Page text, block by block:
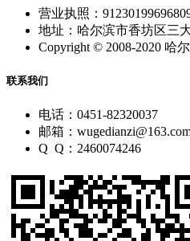
营业执照：
地址：哈尔滨市香坊区三
Copyright © 2008-2020 哈
联系我们
电话：0451-82320037
邮箱：
Q Q：2460074246